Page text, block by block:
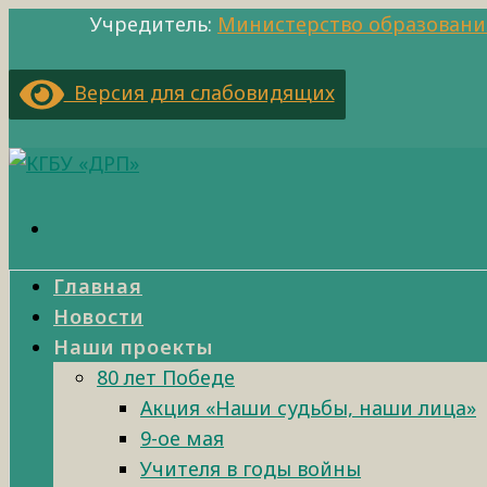
Учредитель: Министерство
Версия для слабовидящих
Главная
Новости
Наши проекты
80 лет Победе
Акция «Наши судьбы, наши лица»
9-ое мая
Учителя в годы войны